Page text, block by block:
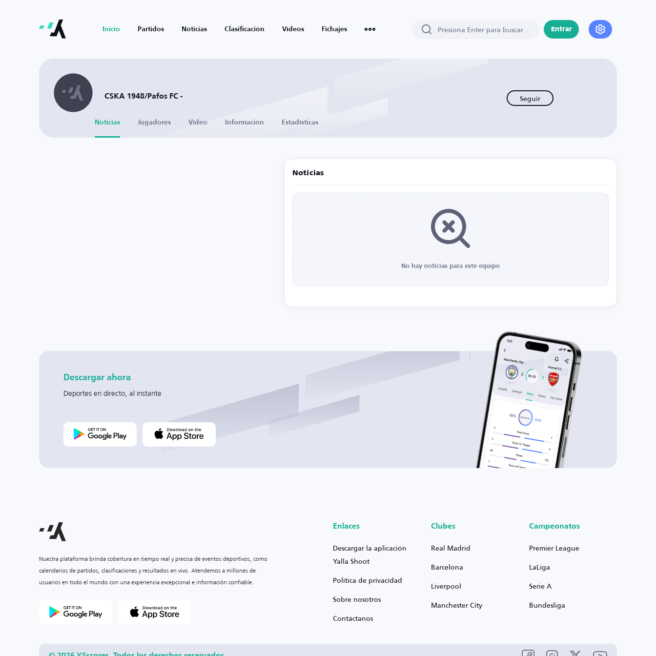
Inicio Partidos Noticias Clasificación Vídeos Fichajes Entrar
CSKA 1948/Pafos FC - Seguir
Noticias Jugadores Vídeo Información Estadísticas
Noticias
No hay noticias para este equipo
Descargar ahora
Deportes en directo, al instante
Nuestra plataforma brinda cobertura en tiempo real y precisa de eventos deportivos, como
calendarios de partidos, clasificaciones y resultados en vivo. Atendemos a millones de
usuarios en todo el mundo con una experiencia excepcional e información confiable.
Enlaces
Descargar la aplicación
Yalla Shoot
Política de privacidad
Sobre nosotros
Contáctanos
Clubes
Real Madrid
Barcelona
Liverpool
Manchester City
Campeonatos
Premier League
LaLiga
Serie A
Bundesliga